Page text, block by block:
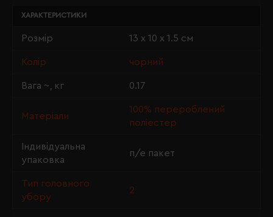
ХАРАКТЕРИСТИКИ
Розмір 13 х 10 х 1.5 см
Колір чорний
Вага ~, кг 0.17
Матеріали
100% перероблений
поліестер
Індивідуальна
упаковка
п/е пакет
Тип головного
убору
2